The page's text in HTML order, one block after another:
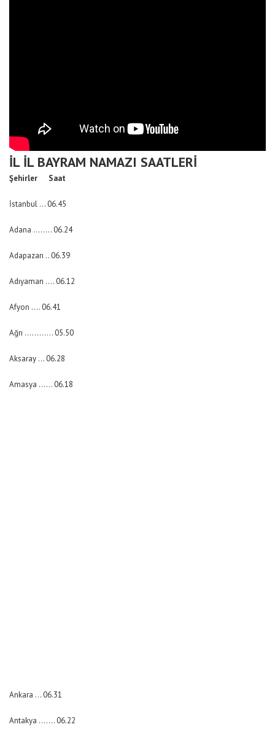
İL İL BAYRAM NAMAZI SAATLERİ
Şehirler Saat
İstanbul … 06.45
Adana …….. 06.24
Adapazarı .. 06.39
Adıyaman …. 06.12
Afyon …. 06.41
Ağrı ………… 05.50
Aksaray … 06.28
Amasya …… 06.18
Ankara … 06.31
Antakya ……. 06.22